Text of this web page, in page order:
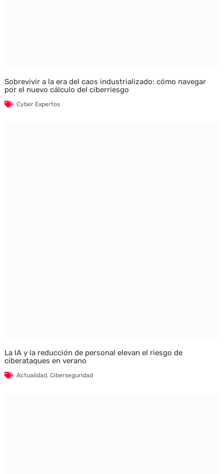
Sobrevivir a la era del caos industrializado: cómo navegar
por el nuevo cálculo del ciberriesgo
Cyber Expertos
La IA y la reducción de personal elevan el riesgo de
ciberataques en verano
Actualidad, Ciberseguridad